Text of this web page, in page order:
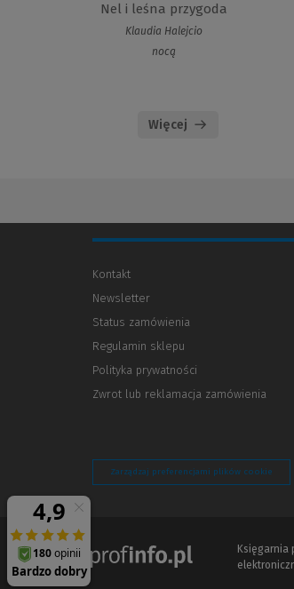
Nel i leśna przygoda
Klaudia Halejcio
nocą
Więcej
Kontakt
Newsletter
Status zamówienia
Regulamin sklepu
Polityka prywatności
innej
Zwrot lub reklamacja zamówienia
Zarządzaj preferencjami plików cookie
Księgarnia